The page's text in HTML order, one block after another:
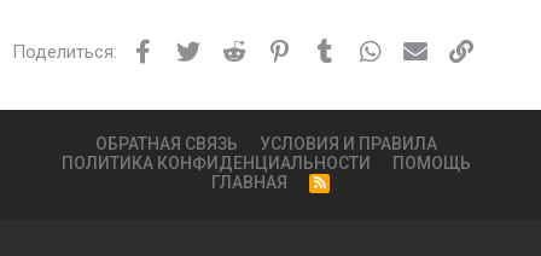
Поделиться: Facebook
Twitter Reddit PinterestTumblr WhatsApp
ОБРАТНАЯ СВЯЗЬ
УСЛОВИЯ И ПРАВИЛА
ПОЛИТИКА КОНФИДЕНЦИАЛЬНОСТИ
ПОМОЩЬ
ГЛАВНАЯ
R